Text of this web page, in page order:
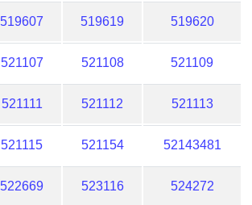
519607 519619 519620
521107 521108 521109
521111 521112 521113
521115 521154 52143481
522669 523116 524272